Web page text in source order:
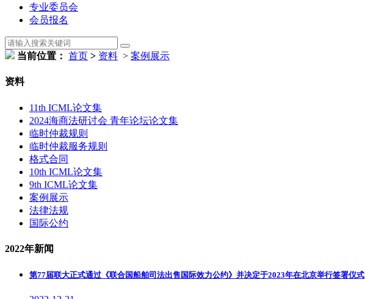
专业委员会
会员报名
当前位置： 首页 > 资料 > 案例展示
资料
11th ICML论文集
2024海商法研讨会 青年论坛论文集
临时仲裁规则
临时仲裁服务规则
格式合同
10th ICML论文集
9th ICML论文集
案例展示
法律法规
国际公约
2022年新闻
第77届联大正式通过《联合国船舶司法出售国际效力公约》并决定于2023年在北京举行签署仪式